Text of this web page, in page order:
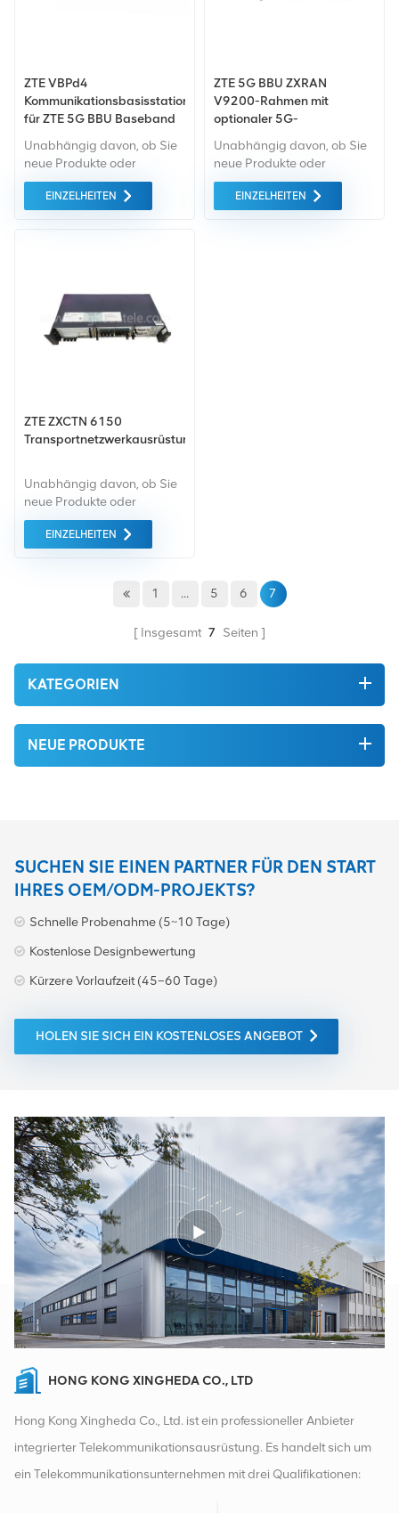
ZTE VBPd4
Kommunikationsbasisstation
für ZTE 5G BBU Baseband
Unabhängig davon, ob Sie
neue Produkte oder
renovierte Produkte
benötigen, ist eine
Standard. Wir kaufen nur
bestmöglichen Preis
angeboten.
EINZELHEITEN
ZTE 5G BBU ZXRAN
V9200-Rahmen mit
optionaler 5G-
Unabhängig davon, ob Sie
neue Produkte oder
renovierte Produkte
benötigen, ist eine
EINZELHEITEN
ZTE ZXCTN 6150
Transportnetzwerkausrüstung
Unabhängig davon, ob Sie
neue Produkte oder
renovierte Produkte
benötigen, ist eine
Geräte von höchster
Markt. All dies wird zum
bestmöglichen Preis
angeboten.
EINZELHEITEN
1 ... 5 6 7
Insgesamt 7 Seiten
KATEGORIEN
NEUE PRODUKTE
SUCHEN SIE EINEN PARTNER FÜR DEN START
IHRES OEM/ODM-PROJEKTS?
Schnelle Probenahme (5~10 Tage)
Kostenlose Designbewertung
Kürzere Vorlaufzeit (45–60 Tage)
HOLEN SIE SICH EIN KOSTENLOSES ANGEBOT
HONG KONG XINGHEDA CO., LTD
Hong Kong Xingheda Co., Ltd. ist ein professioneller Anbieter
integrierter Telekommunikationsausrüstung. Es handelt sich um
ein Telekommunikationsunternehmen mit drei Qualifikationen: